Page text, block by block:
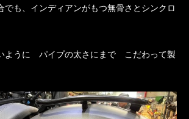
でも、インディアンがもつ無骨さとシンクロ
ように パイプの太さにまで こだわって製